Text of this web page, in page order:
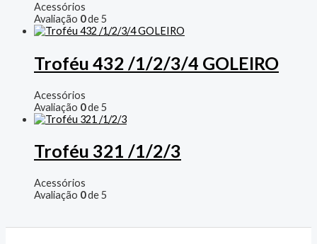
Acessórios
Avaliação 0de 5
Troféu 432 /1/2/3/4 GOLEIRO
Acessórios
Avaliação 0de 5
Troféu 321 /1/2/3
Acessórios
Avaliação 0de 5